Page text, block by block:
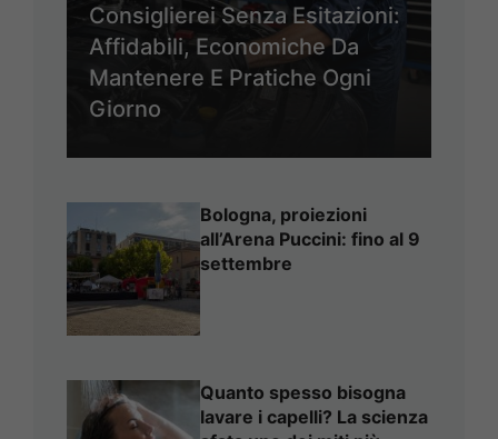
Consiglierei Senza Esitazioni:
Affidabili, Economiche Da
Mantenere E Pratiche Ogni
Giorno
Bologna, proiezioni
all’Arena Puccini: fino al 9
settembre
Quanto spesso bisogna
lavare i capelli? La scienza